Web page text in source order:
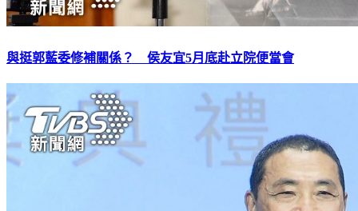
與挺郭藍委修補關係？ 侯友宜5月底赴立院便當會